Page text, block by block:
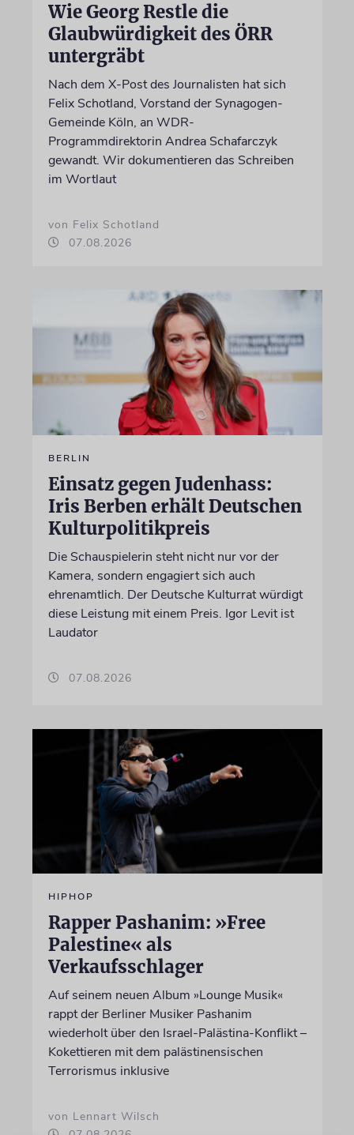
Wie Georg Restle die
Glaubwürdigkeit des ÖRR
untergräbt
Nach dem X-Post des Journalisten hat sich
Felix Schotland, Vorstand der Synagogen-
Gemeinde Köln, an WDR-
Programmdirektorin Andrea Schafarczyk
gewandt. Wir dokumentieren das Schreiben
im Wortlaut
von Felix Schotland
07.08.2026
BERLIN
Einsatz gegen Judenhass:
Iris Berben erhält Deutschen
Kulturpolitikpreis
Die Schauspielerin steht nicht nur vor der
Kamera, sondern engagiert sich auch
ehrenamtlich. Der Deutsche Kulturrat würdigt
diese Leistung mit einem Preis. Igor Levit ist
Laudator
07.08.2026
HIPHOP
Rapper Pashanim: »Free
Palestine« als
Verkaufsschlager
Auf seinem neuen Album »Lounge Musik«
rappt der Berliner Musiker Pashanim
wiederholt über den Israel-Palästina-Konflikt –
Kokettieren mit dem palästinensischen
Terrorismus inklusive
von Lennart Wilsch